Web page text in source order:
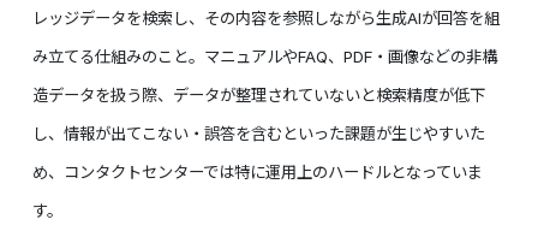
レッジデータを検索し、その内容を参照しながら生成AIが回答を組
み立てる仕組みのこと。マニュアルやFAQ、PDF・画像などの非構
造データを扱う際、データが整理されていないと検索精度が低下
し、情報が出てこない・誤答を含むといった課題が生じやすいた
め、コンタクトセンターでは特に運用上のハードルとなっていま
す。